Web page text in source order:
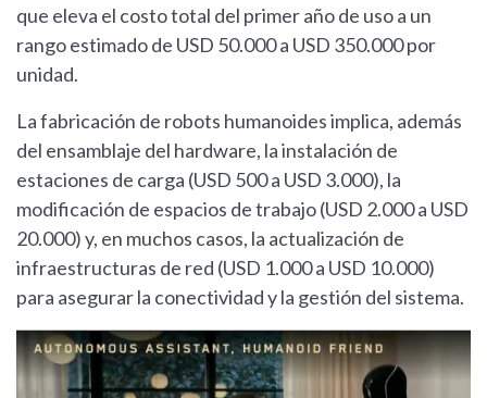
que eleva el costo total del primer año de uso a un
rango estimado de USD 50.000 a USD 350.000 por
unidad.
La fabricación de robots humanoides implica, además
del ensamblaje del hardware, la instalación de
estaciones de carga (USD 500 a USD 3.000), la
modificación de espacios de trabajo (USD 2.000 a USD
20.000) y, en muchos casos, la actualización de
infraestructuras de red (USD 1.000 a USD 10.000)
para asegurar la conectividad y la gestión del sistema.